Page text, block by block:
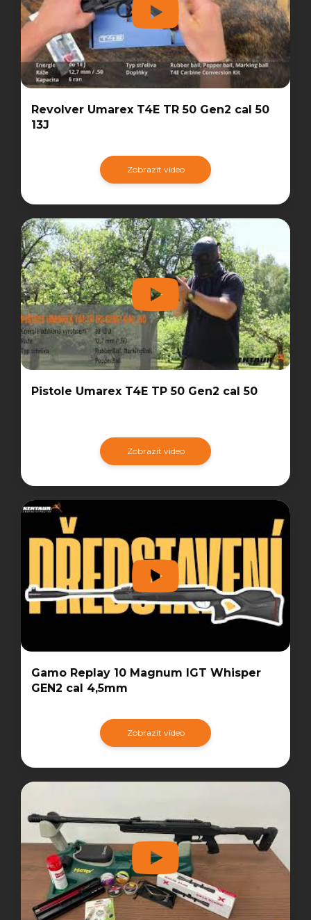
Revolver Umarex T4E TR 50 Gen2 cal 50
13J
Zobrazit video
Pistole Umarex T4E TP 50 Gen2 cal 50
Zobrazit video
Gamo Replay 10 Magnum IGT Whisper
GEN2 cal 4,5mm
Zobrazit video